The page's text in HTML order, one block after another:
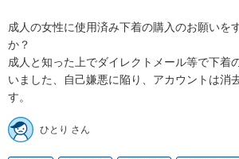
成人の女性に使用済み下着の購入のお願いを
か？
成人と知った上でダイレクトメール等で下着
いました、自己嫌悪に陥り、アカウントは消
す。
ひとり さん